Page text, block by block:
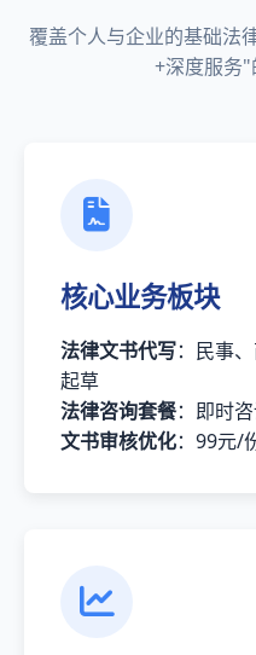
覆盖个人与企业的基础法
+深度服务
核心业务板块
法律文书代写：民事
起草
法律咨询套餐：即时
文书审核优化：99元/